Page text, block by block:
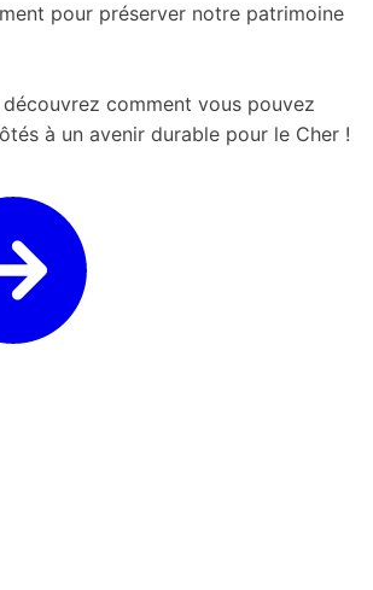
pour préserver notre patrimoine
comment vous pouvez
à un avenir durable pour le Cher !